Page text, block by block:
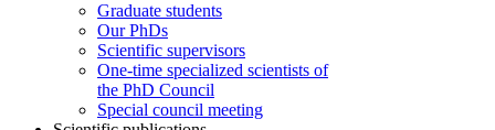
Graduate students
Our PhDs
Scientific supervisors
One-time specialized scientists of
the PhD Council
Special council meeting